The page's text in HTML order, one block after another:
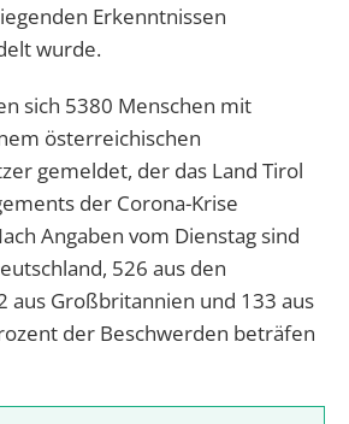
Erkenntnissen
wurde.
sich 5380 Menschen mit
österreichischen
gemeldet, der das Land Tirol
der Corona-Krise
Angaben vom Dienstag sind
526 aus den
aus Großbritannien und 133 aus
der Beschwerden beträfen